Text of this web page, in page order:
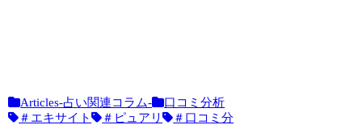
Articles-占い関連コラム-
口コミ分析
＃エキサイト
＃ピュアリ
＃口コミ分